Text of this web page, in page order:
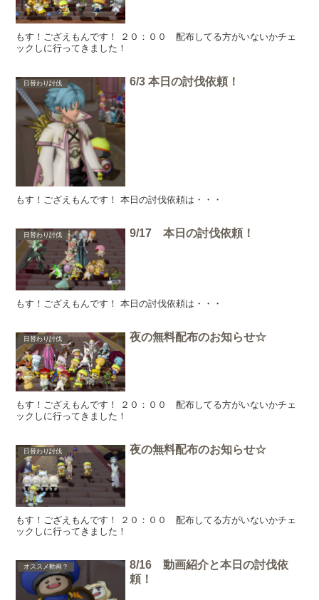
もす！ござえもんです！ ２０：００ 配布してる方がいないかチェ
ックしに行ってきました！
日替わり討伐 6/3 本日の討伐依頼！
もす！ござえもんです！ 本日の討伐依頼は・・・
日替わり討伐 9/17 本日の討伐依頼！
もす！ござえもんです！ 本日の討伐依頼は・・・
日替わり討伐 夜の無料配布のお知らせ☆
もす！ござえもんです！ ２０：００ 配布してる方がいないかチェ
ックしに行ってきました！
日替わり討伐 夜の無料配布のお知らせ☆
もす！ござえもんです！ ２０：００ 配布してる方がいないかチェ
ックしに行ってきました！
オススメ動画？
8/16 動画紹介と本日の討伐依
頼！